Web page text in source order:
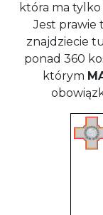
która ma tylko
Jest prawie
znajdziecie
ponad 360
którym